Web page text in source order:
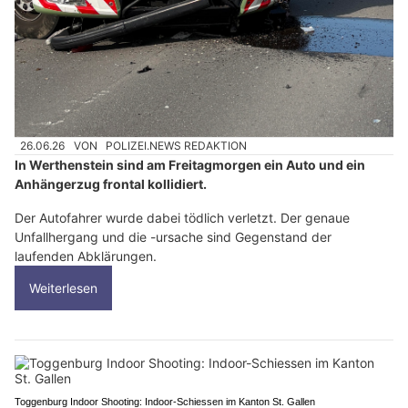
26.06.26 VON POLIZEI.NEWS REDAKTION
In Werthenstein sind am Freitagmorgen ein Auto und ein
Anhängerzug frontal kollidiert.
Der Autofahrer wurde dabei tödlich verletzt. Der genaue
Unfallhergang und die -ursache sind Gegenstand der
laufenden Abklärungen.
Weiterlesen
Toggenburg Indoor Shooting: Indoor-Schiessen im Kanton St. Gallen